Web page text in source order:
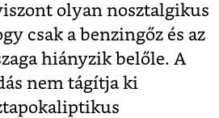
olyan nosztalgikus
csak a benzingőz és az
hiányzik belőle. A
nem tágítja ki